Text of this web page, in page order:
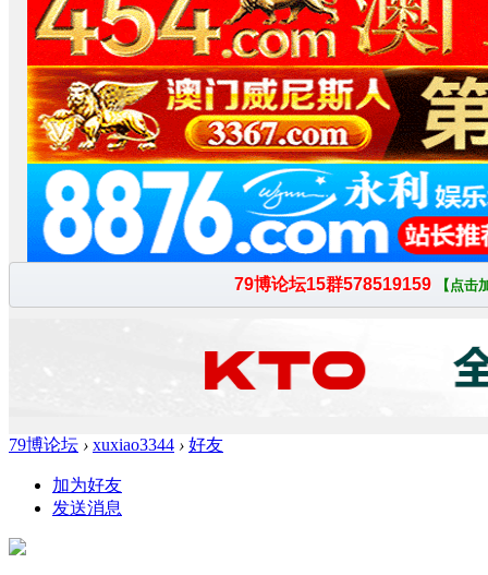
79博论坛 › xuxiao3344 › 好友
加为好友
发送消息